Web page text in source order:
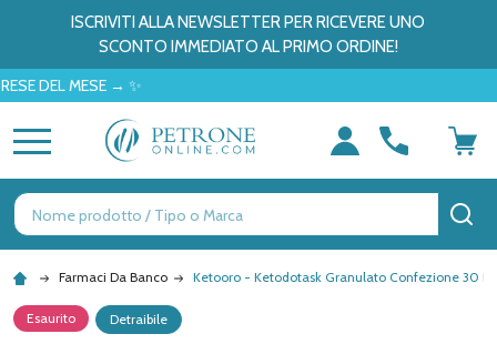
ISCRIVITI ALLA NEWSLETTER PER RICEVERE UNO
SCONTO IMMEDIATO AL PRIMO ORDINE!
MESE → ✨
Ricerca
Farmaci Da Banco Ketooro - Ketodotask Granulato Confezione 30
Esaurito Detraibile